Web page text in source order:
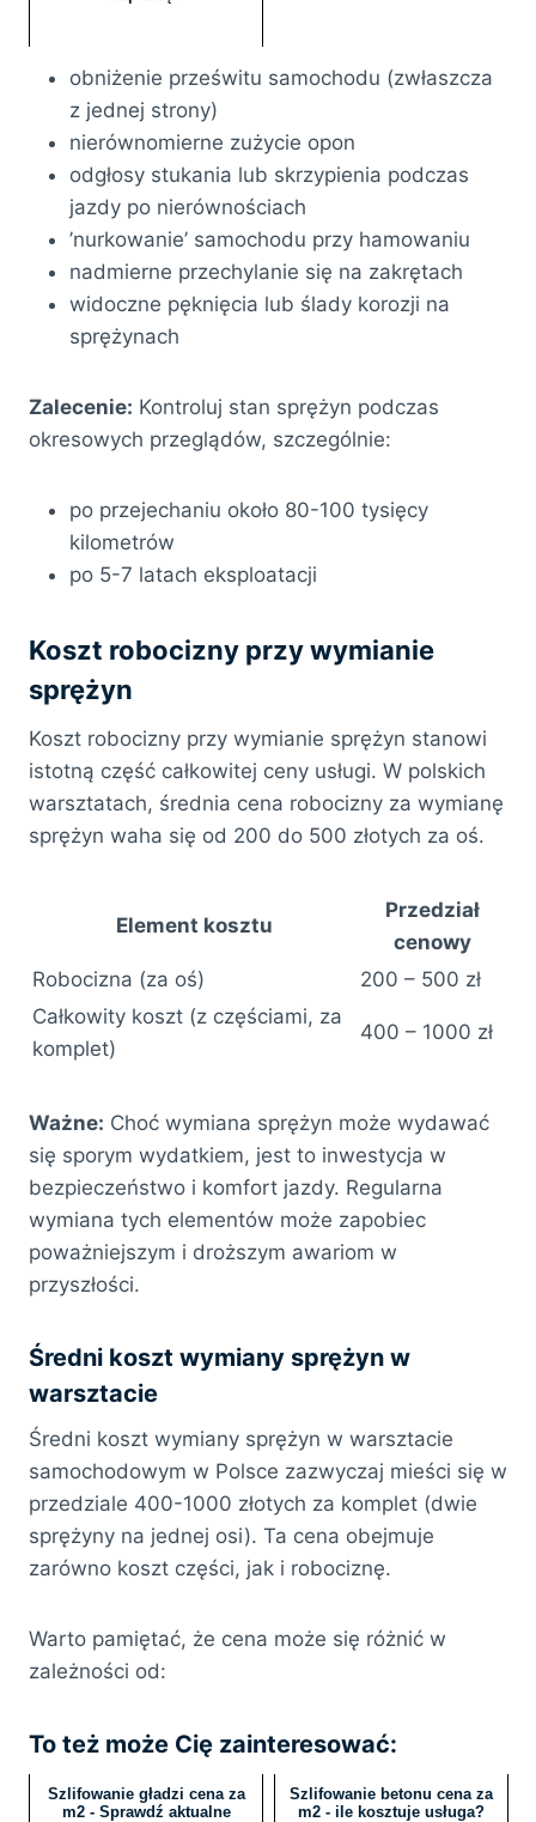
obniżenie prześwitu samochodu (zwłaszcza
z jednej strony)
nierównomierne zużycie opon
odgłosy stukania lub skrzypienia podczas
jazdy po nierównościach
’nurkowanie’ samochodu przy hamowaniu
nadmierne przechylanie się na zakrętach
widoczne pęknięcia lub ślady korozji na
sprężynach
Zalecenie: Kontroluj stan sprężyn podczas
okresowych przeglądów, szczególnie:
po przejechaniu około 80-100 tysięcy
kilometrów
po 5-7 latach eksploatacji
Koszt robocizny przy wymianie
sprężyn
Koszt robocizny przy wymianie sprężyn stanowi
istotną część całkowitej ceny usługi. W polskich
warsztatach, średnia cena robocizny za wymianę
sprężyn waha się od 200 do 500 złotych za oś.
Element kosztu
Przedział
cenowy
Robocizna (za oś)
200 – 500 zł
Całkowity koszt (z częściami, za
komplet)
400 – 1000 zł
Ważne: Choć wymiana sprężyn może wydawać
się sporym wydatkiem, jest to inwestycja w
bezpieczeństwo i komfort jazdy. Regularna
wymiana tych elementów może zapobiec
poważniejszym i droższym awariom w
przyszłości.
Średni koszt wymiany sprężyn w
warsztacie
Średni koszt wymiany sprężyn w warsztacie
samochodowym w Polsce zazwyczaj mieści się w
przedziale 400-1000 złotych za komplet (dwie
sprężyny na jednej osi). Ta cena obejmuje
zarówno koszt części, jak i robociznę.
Warto pamiętać, że cena może się różnić w
zależności od:
To też może Cię zainteresować:
Szlifowanie gładzi cena za
m2 - Sprawdź aktualne
Szlifowanie betonu cena za
m2 - ile kosztuje usługa?